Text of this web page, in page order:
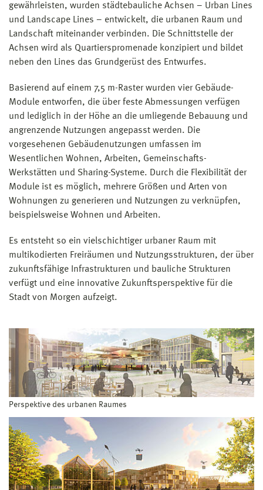
gewährleisten, wurden städtebauliche Achsen – Urban Lines
und Landscape Lines – entwickelt, die urbanen Raum und
Landschaft miteinander verbinden. Die Schnittstelle der
Achsen wird als Quartierspromenade konzipiert und bildet
neben den Lines das Grundgerüst des Entwurfes.
Basierend auf einem 7,5 m-Raster wurden vier Gebäude-
Module entworfen, die über feste Abmessungen verfügen
und lediglich in der Höhe an die umliegende Bebauung und
angrenzende Nutzungen angepasst werden. Die
vorgesehenen Gebäudenutzungen umfassen im
Wesentlichen Wohnen, Arbeiten, Gemeinschafts-
Werkstätten und Sharing-Systeme. Durch die Flexibilität der
Module ist es möglich, mehrere Größen und Arten von
Wohnungen zu generieren und Nutzungen zu verknüpfen,
beispielsweise Wohnen und Arbeiten.
Es entsteht so ein vielschichtiger urbaner Raum mit
multikodierten Freiräumen und Nutzungsstrukturen, der über
zukunftsfähige Infrastrukturen und bauliche Strukturen
verfügt und eine innovative Zukunftsperspektive für die
Stadt von Morgen aufzeigt.
Perspektive des urbanen Raumes